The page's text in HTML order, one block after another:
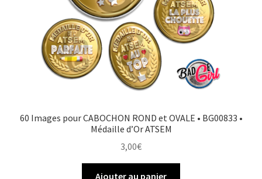
60 Images pour CABOCHON ROND et OVALE • BG00833 •
Médaille d’Or ATSEM
3,00€
Ajouter au panier